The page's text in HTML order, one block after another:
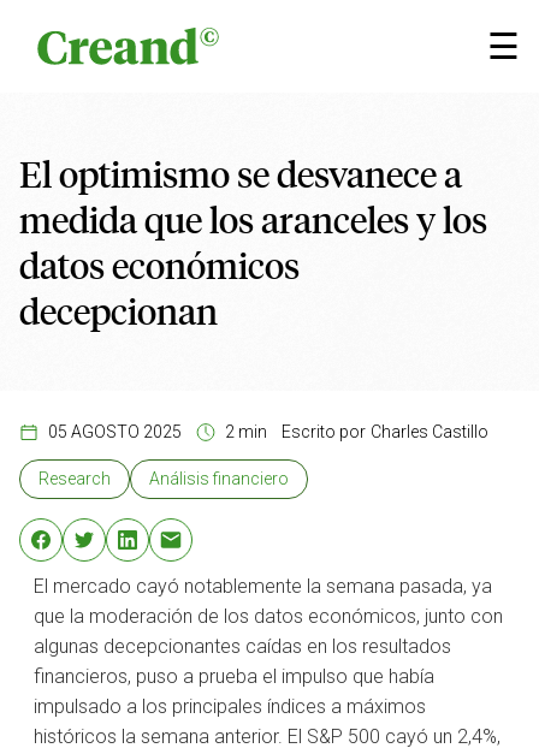
☰
×
El optimismo se desvanece a
medida que los aranceles y los
datos económicos
decepcionan
05 AGOSTO 2025 2 min Escrito por Charles Castillo
Research Análisis financiero
El mercado cayó notablemente la semana pasada, ya
que la moderación de los datos económicos, junto con
algunas decepcionantes caídas en los resultados
financieros, puso a prueba el impulso que había
impulsado a los principales índices a máximos
históricos la semana anterior. El S&P 500 cayó un 2,4%,